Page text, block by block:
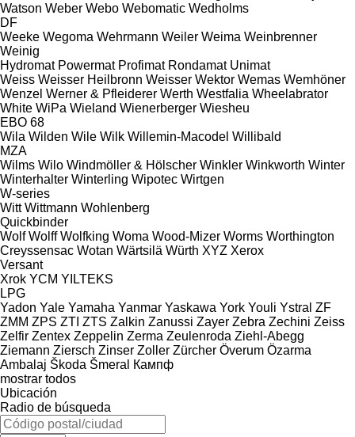
Watson Weber Webo Webomatic Wedholms
DF
Weeke Wegoma Wehrmann Weiler Weima Weinbrenner
Weinig
Hydromat Powermat Profimat Rondamat Unimat
Weiss Weisser Heilbronn Weisser Wektor Wemas Wemhöner
Wenzel Werner & Pfleiderer Werth Westfalia Wheelabrator
White WiPa Wieland Wienerberger Wiesheu
EBO 68
Wila Wilden Wile Wilk Willemin-Macodel Willibald
MZA
Wilms Wilo Windmöller & Hölscher Winkler Winkworth Winter
Winterhalter Winterling Wipotec Wirtgen
W-series
Witt Wittmann Wohlenberg
Quickbinder
Wolf Wolff Wolfking Woma Wood-Mizer Worms Worthington
Creyssensac Wotan Wärtsilä Würth XYZ Xerox
Versant
Xrok YCM YILTEKS
LPG
Yadon Yale Yamaha Yanmar Yaskawa York Youli Ystral ZF
ZMM ZPS ZTI ZTS Zalkin Zanussi Zayer Zebra Zechini Zeiss
Zelfir Zentex Zeppelin Zerma Zeulenroda Ziehl-Abegg
Ziemann Ziersch Zinser Zoller Zürcher Överum Özarma
Ambalaj Škoda Šmeral
Кампф
mostrar todos
Ubicación
Radio de búsqueda